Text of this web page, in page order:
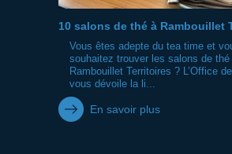
10 salons de thé à Rambouillet
Vous êtes adepte du tea time et
souhaitez trouver les salons de thé
Rambouillet Territoires ? L’Office
vous dévoile la li...
En savoir plus